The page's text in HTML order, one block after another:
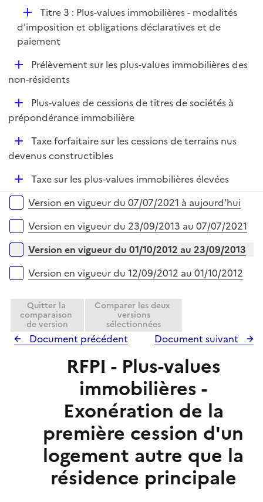
i
e
r
D
é
p
i
e
r
Titre 3 : Plus-values immobilières - modalités
d'imposition et obligations déclaratives et de
paiement
D
é
i
Prélèvement sur les plus-values immobilières des
non-résidents
D
é
i
Plus-values de cessions de titres de sociétés à
prépondérance immobilière
D
é
e
r
Taxe forfaitaire sur les cessions de terrains nus
devenus constructibles
D
é
p
e
Taxe sur les plus-values immobilières élevées
Versions sur la période
Version en vigueur du 07/07/2021 à aujourd'hui
Version en vigueur du 23/09/2013 au 07/07/2021
Version en vigueur du 01/10/2012 au 23/09/2013
Version en vigueur du 12/09/2012 au 01/10/2012
Quitter la
comparaison
de version
Comparer les deux
versions
sélectionnées
Document précédent Document suivant
RFPI - Plus-values
immobilières -
Exonération de la
première cession d'un
logement autre que la
résidence principale